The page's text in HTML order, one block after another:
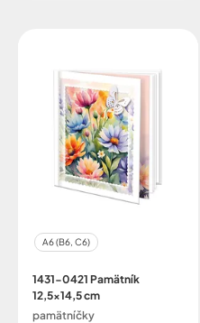
A6 (B6, C6)
1431-0421 Pamätník
12,5x14,5 cm
pamätníčky